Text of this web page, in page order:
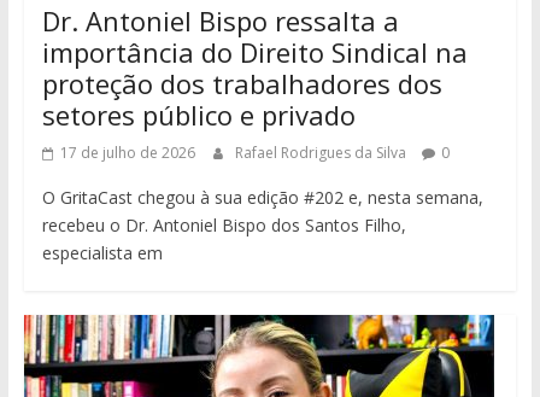
Dr. Antoniel Bispo ressalta a
importância do Direito Sindical na
proteção dos trabalhadores dos
setores público e privado
17 de julho de 2026 Rafael Rodrigues da Silva 0
O GritaCast chegou à sua edição #202 e, nesta semana,
recebeu o Dr. Antoniel Bispo dos Santos Filho,
especialista em